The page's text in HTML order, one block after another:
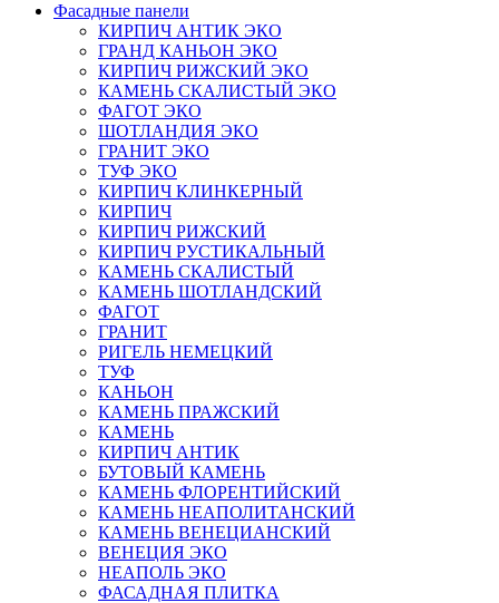
Фасадные панели
КИРПИЧ АНТИК ЭКО
ГРАНД КАНЬОН ЭКО
КИРПИЧ РИЖСКИЙ ЭКО
КАМЕНЬ СКАЛИСТЫЙ ЭКО
ФАГОТ ЭКО
ШОТЛАНДИЯ ЭКО
ГРАНИТ ЭКО
ТУФ ЭКО
КИРПИЧ КЛИНКЕРНЫЙ
КИРПИЧ
КИРПИЧ РИЖСКИЙ
КИРПИЧ РУСТИКАЛЬНЫЙ
КАМЕНЬ СКАЛИСТЫЙ
КАМЕНЬ ШОТЛАНДСКИЙ
ФАГОТ
ГРАНИТ
РИГЕЛЬ НЕМЕЦКИЙ
ТУФ
КАНЬОН
КАМЕНЬ ПРАЖСКИЙ
КАМЕНЬ
КИРПИЧ АНТИК
БУТОВЫЙ КАМЕНЬ
КАМЕНЬ ФЛОРЕНТИЙСКИЙ
КАМЕНЬ НЕАПОЛИТАНСКИЙ
КАМЕНЬ ВЕНЕЦИАНСКИЙ
ВЕНЕЦИЯ ЭКО
НЕАПОЛЬ ЭКО
ФАСАДНАЯ ПЛИТКА